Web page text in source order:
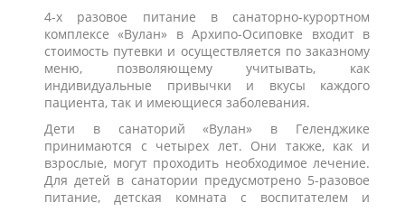
4-х разовое питание в санаторно-курортном
комплексе «Вулан» в Архипо-Осиповке входит в
стоимость путевки и осуществляется по заказному
меню, позволяющему учитывать, как
индивидуальные привычки и вкусы каждого
пациента, так и имеющиеся заболевания.
Дети в санаторий «Вулан» в Геленджике
принимаются с четырех лет. Они также, как и
взрослые, могут проходить необходимое лечение.
Для детей в санатории предусмотрено 5-разовое
питание, детская комната с воспитателем и